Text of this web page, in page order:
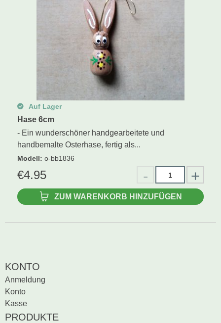
Auf Lager
Hase 6cm
- Ein wunderschöner handgearbeitete und
handbemalte Osterhase, fertig als...
Modell: o-bb1836
€4.95
ZUM WARENKORB HINZUFÜGEN
KONTO
Anmeldung
Konto
Kasse
PRODUKTE